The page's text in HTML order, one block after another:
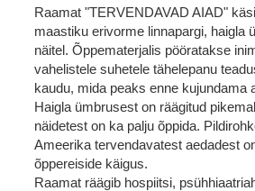
Raamat "TERVENDAVAD AIAD"
maastiku erivorme linnapargi, haigla
näitel. Õppematerjalis pööratakse
vahelistele suhetele tähelepanu
kaudu, mida peaks enne kujundama
Haigla ümbrusest on räägitud
näidetest on ka palju õppida.
Ameerika tervendavatest aedadest
õppereiside käigus.
Raamat räägib hospiitsi,